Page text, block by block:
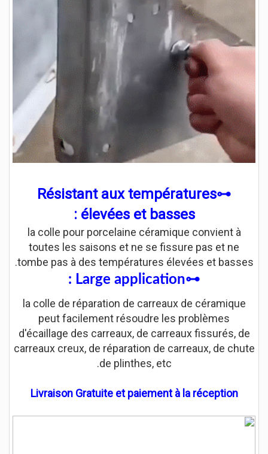
⊷Résistant aux températures
élevées et basses :
la colle pour porcelaine céramique convient à
toutes les saisons et ne se fissure pas et ne
tombe pas à des températures élevées et basses.
⊷Large application :
la colle de réparation de carreaux de céramique
peut facilement résoudre les problèmes
d'écaillage des carreaux, de carreaux fissurés, de
carreaux creux, de réparation de carreaux, de chute
de plinthes, etc.
Livraison Gratuite etpaiement à la réception